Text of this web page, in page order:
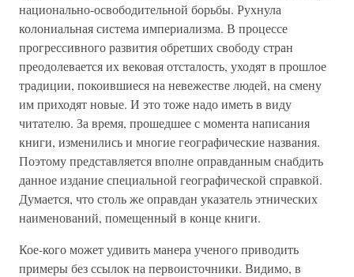
национально-освободительной борьбы. Рухнула
колониальная система империализма. В процессе
прогрессивного развития обретших свободу стран
преодолевается их вековая отсталость, уходят в прошлое
традиции, покоившиеся на невежестве людей, на смену
им приходят новые. И это тоже надо иметь в виду
читателю. За время, прошедшее с момента написания
книги, изменились и многие географические названия.
Поэтому представляется вполне оправданным снабдить
данное издание специальной географической справкой.
Думается, что столь же оправдан указатель этнических
наименований, помещенный в конце книги.
Кое-кого может удивить манера ученого приводить
примеры без ссылок на первоисточники. Видимо, в